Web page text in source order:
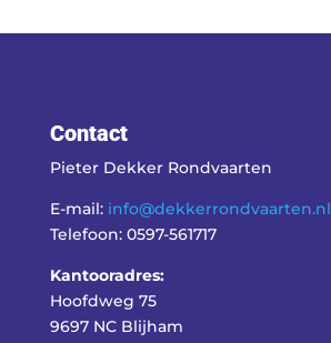
Contact
Pieter Dekker Rondvaarten
E-mail: info@dekkerrondvaarten.nl
Telefoon: 0597-561717
Kantooradres:
Hoofdweg 75
9697 NC Blijham